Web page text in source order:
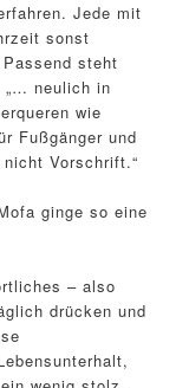
Jede mit
sonst
steht
„… neulich in
wie
Fußgänger und
Vorschrift.“
ginge so eine
– also
drücken und